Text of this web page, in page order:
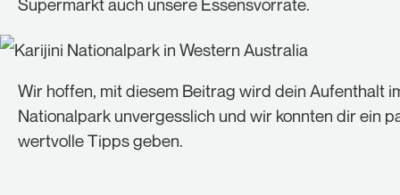
Wir hoffen, mit diesem Beitrag wird dein Aufenthalt
Nationalpark unvergesslich und wir konnten dir ein
wertvolle Tipps geben.